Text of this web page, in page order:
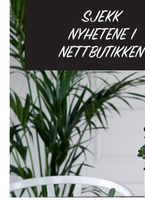
SJEKK
NYHETENE I
NETTBUTIKKEN